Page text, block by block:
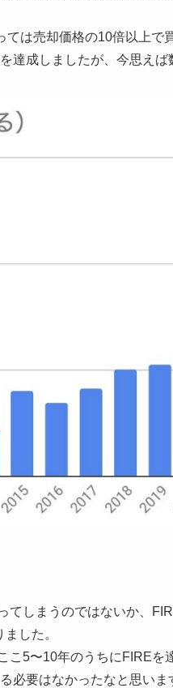
は売却価格の10倍以上で
成しましたが、今思えば
てしまうのではないか、
した。
5〜10年のうちにFIREを
必要はなかったなと思い